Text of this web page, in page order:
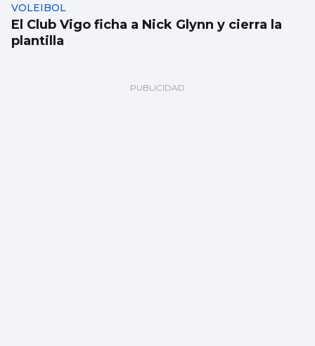
VOLEIBOL
El Club Vigo ficha a Nick Glynn y cierra la
plantilla